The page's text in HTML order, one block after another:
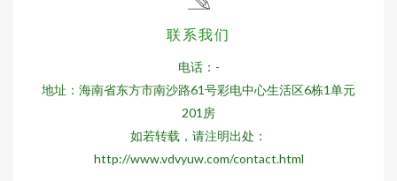
联系我们
电话：-
地址：海南省东方市南沙路61号彩电中心生活区6栋1单元
201房
如若转载，请注明出处：
http://www.vdvyuw.com/contact.html